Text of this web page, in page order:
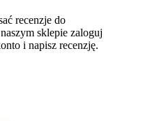
recenzje do
sklepie zaloguj
i napisz recenzję.